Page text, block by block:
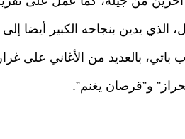
الذي يدين بنجاحه الكبير أيضا
باتي، بالعديد من الأغاني على
و”قرصان يغنم”.